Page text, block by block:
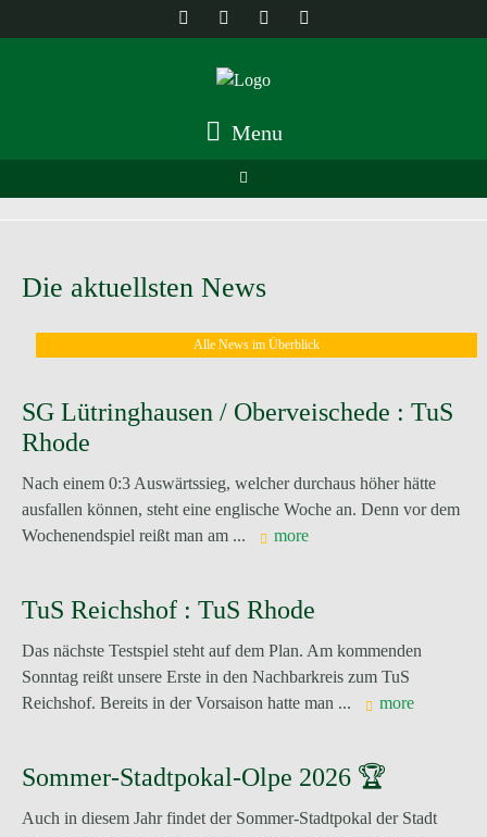
Menu
Die aktuellsten News
Alle News im Überblick
SG Lütringhausen / Oberveischede : TuS
Rhode
Nach einem 0:3 Auswärtssieg, welcher durchaus höher hätte
ausfallen können, steht eine englische Woche an. Denn vor dem
Wochenendspiel reißt man am ...
more
TuS Reichshof : TuS Rhode
Das nächste Testspiel steht auf dem Plan. Am kommenden
Sonntag reißt unsere Erste in den Nachbarkreis zum TuS
Reichshof. Bereits in der Vorsaison hatte man ...
more
Sommer-Stadtpokal-Olpe 2026 🏆
Auch in diesem Jahr findet der Sommer-Stadtpokal der Stadt